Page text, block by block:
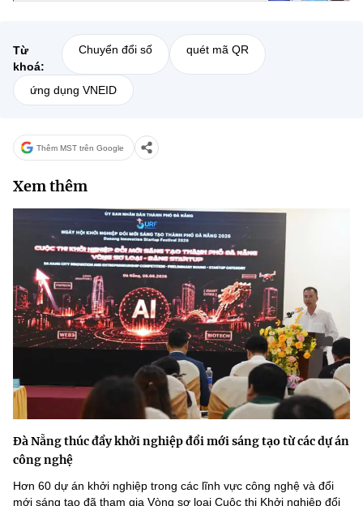
Từ
khoá:
Chuyển đổi số quét mã QR
ứng dụng VNEID
Thêm MST trên Google
Xem thêm
Đà Nẵng thúc đẩy khởi nghiệp đổi mới sáng tạo từ các dự án
công nghệ
Hơn 60 dự án khởi nghiệp trong các lĩnh vực công nghệ và đổi
mới sáng tạo đã tham gia Vòng sơ loại Cuộc thi Khởi nghiệp đổi